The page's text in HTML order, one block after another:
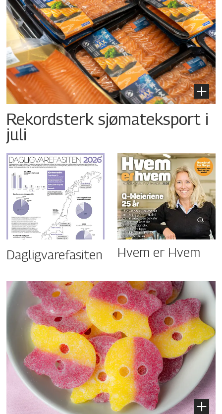
Rekordsterk sjømateksport i
juli
Dagligvarefasiten Hvem er Hvem